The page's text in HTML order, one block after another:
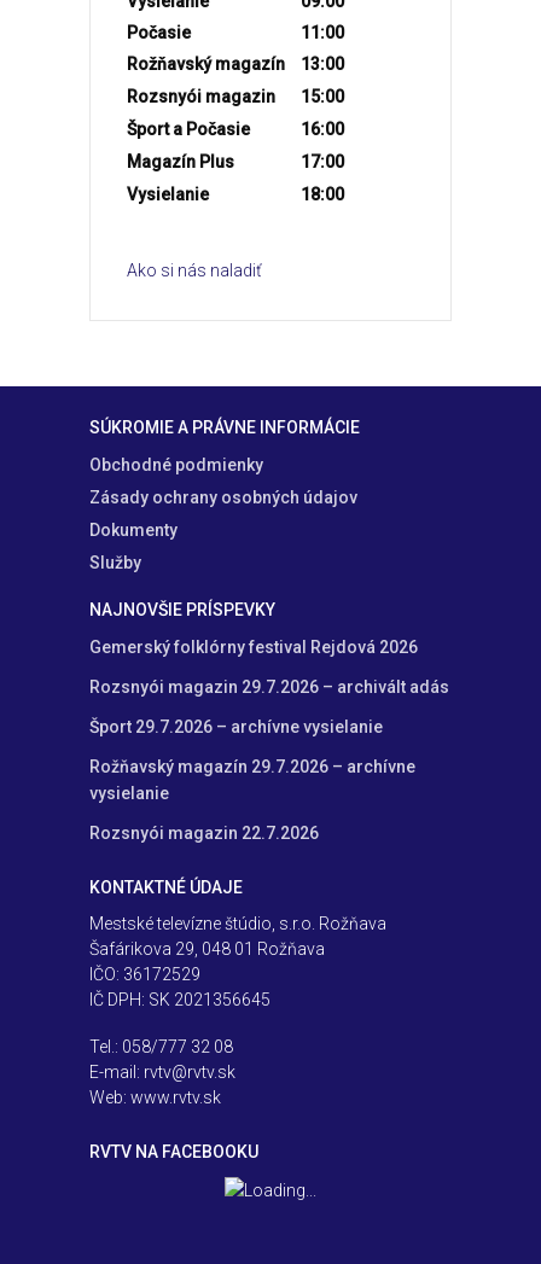
Počasie
11:00
Rožňavský magazín
13:00
Rozsnyói magazin
15:00
Šport a Počasie
16:00
Magazín Plus
17:00
Vysielanie
18:00
Ako si nás naladiť
SÚKROMIE A PRÁVNE INFORMÁCIE
Obchodné podmienky
Zásady ochrany osobných údajov
Dokumenty
Služby
NAJNOVŠIE PRÍSPEVKY
Gemerský folklórny festival Rejdová 2026
Rozsnyói magazin 29.7.2026 – archivált adás
Šport 29.7.2026 – archívne vysielanie
Rožňavský magazín 29.7.2026 – archívne
vysielanie
Rozsnyói magazin 22.7.2026
KONTAKTNÉ ÚDAJE
Mestské televízne štúdio, s.r.o. Rožňava
Šafárikova 29, 048 01 Rožňava
IČO: 36172529
IČ DPH: SK 2021356645
Tel.: 058/777 32 08
E-mail: rvtv@rvtv.sk
Web: www.rvtv.sk
RVTV NA FACEBOOKU